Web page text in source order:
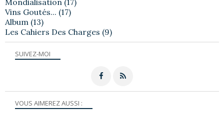
SUIVEZ-MOI
VOUS AIMEREZ AUSSI :
Vins Goutés... (17)
Album (13)
Les Cahiers Des Charges (9)